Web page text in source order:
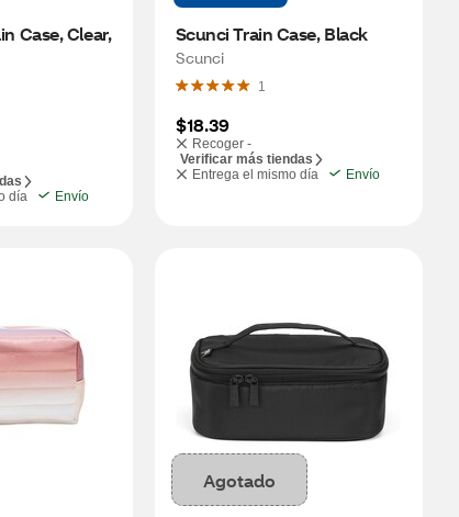
Case, Clear,
día
Envío
Scunci Train Case, Black
Scunci
1
$18.39
Recoger -
Verificar más tiendas
Entrega el mismo día
Envío
Agotado